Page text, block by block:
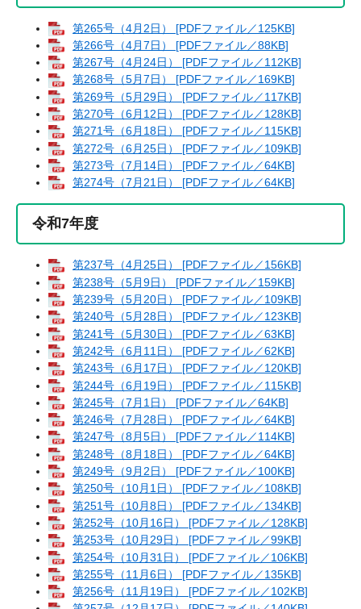
第265号（4月2日） [PDFファイル／125KB]
第266号（4月7日） [PDFファイル／88KB]
第267号（4月24日） [PDFファイル／112KB]
第268号（5月7日） [PDFファイル／169KB]
第269号（5月29日） [PDFファイル／117KB]
第270号（6月12日） [PDFファイル／128KB]
第271号（6月18日） [PDFファイル／115KB]
第272号（6月25日） [PDFファイル／109KB]
第273号（7月14日） [PDFファイル／64KB]
第274号（7月21日） [PDFファイル／64KB]
令和7年度
第237号（4月25日） [PDFファイル／156KB]
第238号（5月9日） [PDFファイル／159KB]
第239号（5月20日） [PDFファイル／109KB]
第240号（5月28日） [PDFファイル／123KB]
第241号（5月30日） [PDFファイル／63KB]
第242号（6月11日） [PDFファイル／62KB]
第243号（6月17日） [PDFファイル／120KB]
第244号（6月19日） [PDFファイル／115KB]
第245号（7月1日） [PDFファイル／64KB]
第246号（7月28日） [PDFファイル／64KB]
第247号（8月5日） [PDFファイル／114KB]
第248号（8月18日） [PDFファイル／64KB]
第249号（9月2日） [PDFファイル／100KB]
第250号（10月1日） [PDFファイル／108KB]
第251号（10月8日） [PDFファイル／134KB]
第252号（10月16日） [PDFファイル／128KB]
第253号（10月29日） [PDFファイル／99KB]
第254号（10月31日） [PDFファイル／106KB]
第255号（11月6日） [PDFファイル／135KB]
第256号（11月19日） [PDFファイル／102KB]